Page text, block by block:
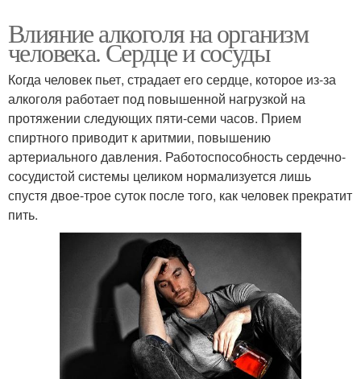
Влияние алкоголя на организм
человека. Сердце и сосуды
Когда человек пьет, страдает его сердце, которое из-за
алкоголя работает под повышенной нагрузкой на
протяжении следующих пяти-семи часов. Прием
спиртного приводит к аритмии, повышению
артериального давления. Работоспособность сердечно-
сосудистой системы целиком нормализуется лишь
спустя двое-трое суток после того, как человек прекратит
пить.